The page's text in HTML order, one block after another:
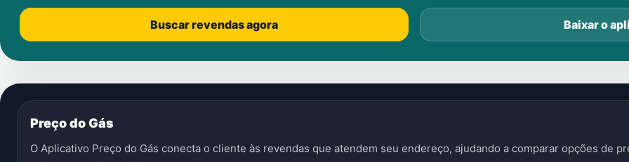
Buscar revendas agora Baixar o
Preço do Gás
O Aplicativo Preço do Gás conecta o cliente às revendas que atendem seu endereço, ajudando a comparar opções de